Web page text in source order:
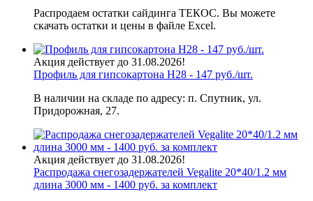
Распродаем остатки сайдинга ТЕКОС. Вы можете
скачать остатки и цены в файле Excel.
Акция действует до 31.08.2026!
Профиль для гипсокартона H28 - 147 руб./шт.
В наличии на складе по адресу: п. Спутник, ул.
Придорожная, 27.
Акция действует до 31.08.2026!
Распродажа снегозадержателей Vegalite 20*40/1.2 мм
длина 3000 мм - 1400 руб. за комплект